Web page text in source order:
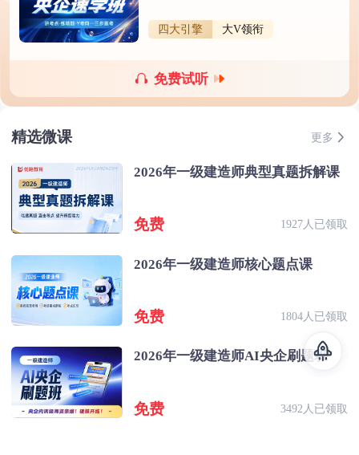
四大引擎 大V领衔
免费试听
精选微课 更多
2026年一级建造师典型真题拆解课
免费 1927人已领取
2026年一级建造师核心题点课
免费 1804人已领取
2026年一级建造师AI央企刷题班
免费 3492人已领取